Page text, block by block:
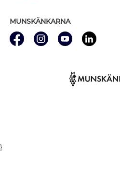
MUNSKÄNKARNA
}